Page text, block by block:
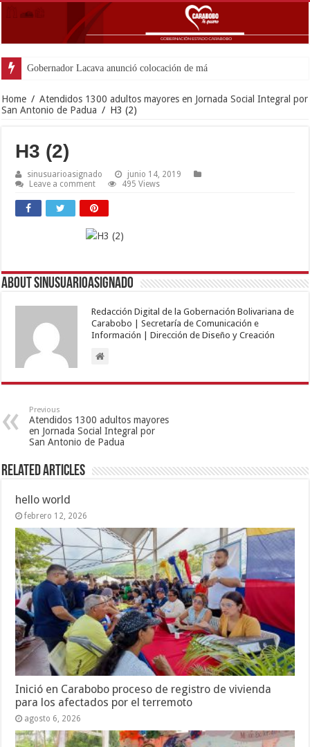
Gobernador Lacava anunció colocación de más de mil 500 t
Home / Atendidos 1300 adultos mayores en Jornada Social Integral por
San Antonio de Padua / H3 (2)
H3 (2)
sinusuarioasignado
junio 14, 2019
Leave a comment
495 Views
About sinusuarioasignado
Redacción Digital de la Gobernación Bolivariana de
Carabobo | Secretaría de Comunicación e
Información | Dirección de Diseño y Creación
Previous
Atendidos 1300 adultos mayores
en Jornada Social Integral por
San Antonio de Padua
Related Articles
hello world
febrero 12, 2026
Inició en Carabobo proceso de registro de vivienda
para los afectados por el terremoto
agosto 6, 2026